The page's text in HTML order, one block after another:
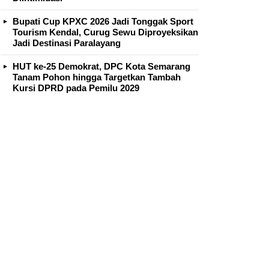
Bupati Cup KPXC 2026 Jadi Tonggak Sport
Tourism Kendal, Curug Sewu Diproyeksikan
Jadi Destinasi Paralayang
HUT ke-25 Demokrat, DPC Kota Semarang
Tanam Pohon hingga Targetkan Tambah
Kursi DPRD pada Pemilu 2029